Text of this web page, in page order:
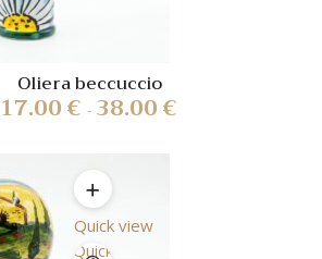
Oliera beccuccio
17.00€ - 38.00€
Quick view
Quick